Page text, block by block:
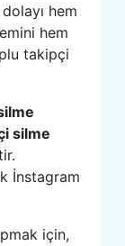
hem
hem
takipçi
silme
İnstagram
için,